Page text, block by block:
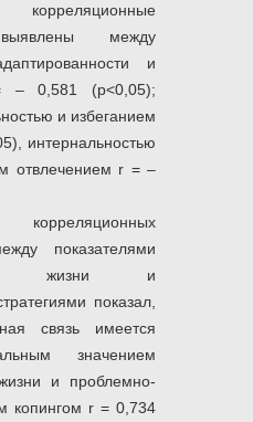
корреляционные
между
и
– 0,581 (р<0,05);
и избеганием
интернальностью
отвлечением r = –
показателями
жизни и
показал,
связь имеется
значением
и проблемно-
копингом r = 0,734